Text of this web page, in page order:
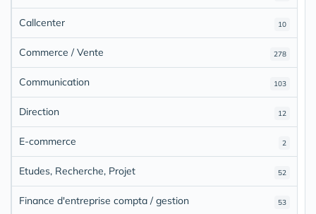
10
Callcenter
278
Commerce / Vente
103
Communication
12
Direction
2
E-commerce
52
Etudes, Recherche, Projet
53
Finance d'entreprise compta / gestion